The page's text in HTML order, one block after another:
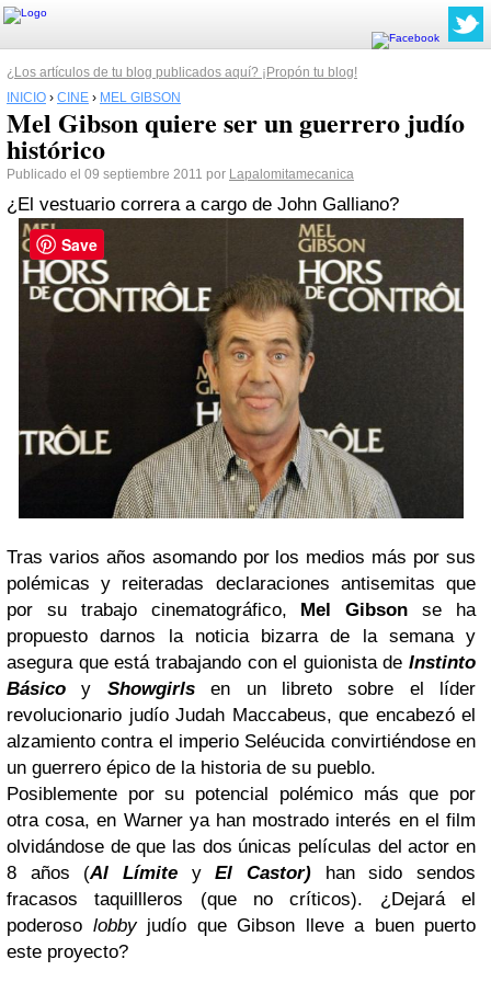
¿Los artículos de tu blog publicados aquí? ¡Propón tu blog!
INICIO › CINE › MEL GIBSON
Mel Gibson quiere ser un guerrero judío
histórico
Publicado el 09 septiembre 2011 por Lapalomitamecanica
¿El vestuario correra a cargo de John Galliano?
Tras varios años asomando por los medios más por sus
polémicas y reiteradas declaraciones antisemitas que
por su trabajo cinematográfico,
Mel Gibson se ha
propuesto darnos la noticia bizarra de la semana y
asegura que está trabajando con el guionista de Instinto
Básicoy Showgirlsen un libreto sobre el líder
revolucionario judío Judah Maccabeus, que encabezó el
alzamiento contra el imperio Seléucida convirtiéndose en
un guerrero épico de la historia de su pueblo.
Posiblemente por su potencial polémico más que por
otra cosa, en Warner ya han mostrado interés en el film
olvidándose de que las dos únicas películas del actor en
8 años (Al Límite yEl Castor) han sido sendos
fracasos taquillleros (que no críticos). ¿Dejará el
poderoso lobby judío que Gibson lleve a buen puerto
este proyecto?
Save